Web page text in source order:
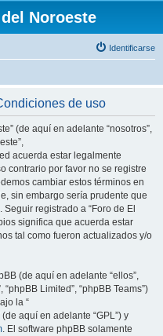
Noroeste
Identificarse
de uso
(de aquí en adelante “nosotros”,
acuerda estar legalmente
contrario por favor no se registre
cambiar estos términos en
sin embargo sería prudente que
registrado a “Foro de El
significa que acuerda estar
tal como fueron actualizados y/o
(de aquí en adelante “ellos”,
“phpBB Limited”, “phpBB Teams”)
la “
(de aquí en adelante “GPL”) y
. El software phpBB solamente